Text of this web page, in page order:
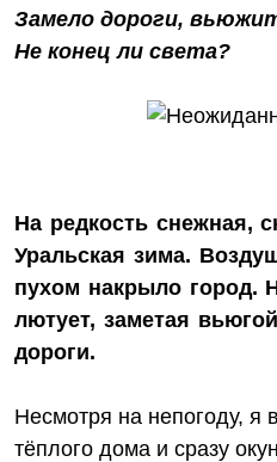
Замело дороги,
Не конец ли света?
На редкость снежная,
Уральская зима.
пухом накрыло город.
лютует, заметая
дороги.
Несмотря на непогоду, я
тёплого дома и сразу